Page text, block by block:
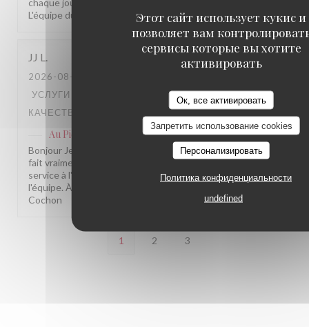
Этот сайт использует кукис и
позволяет вам
сервисы которые вы хотите
активировать
Ок, все активировать
Запретить использование cookies
Персонализировать
Политика конфиденциальности
undefined
chaque jour. Au plaisir de vous revoir bientôt parmi nous !
L'équipe du Au Pied de Cochon
JJ L
2026-08-07
УСЛУГИ
5/5 МЕНЮ: 5/5 ЦЕНА /
КАЧЕСТВО
Au Pied de Cochon
ответил(а) на этот отзыв
Bonjour Jean Jacques, Merci pour cette belle note, ça nous
fait vraiment plaisir ! Savoir que tout a été à la hauteur, du
service à l'assiette, c'est une vraie fierté pour toute
l'équipe. À très bientôt parmi nous ! L'équipe du Au Pied de
Cochon
1 2 3